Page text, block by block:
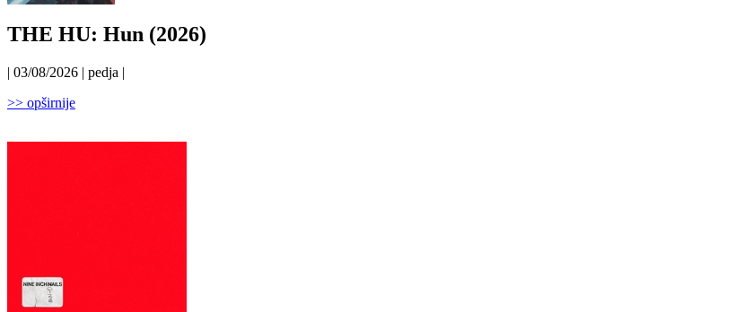
THE HU: Hun (2026)
| 03/08/2026 | pedja |
>> opširnije